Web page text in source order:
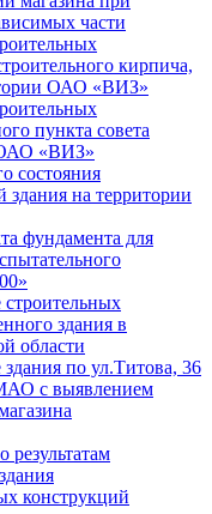
части
кирпича,
ОАО «ВИЗ»
пункта совета
ОАО «ВИЗ»
состояния
здания на территории
фундамента для
строительных
здания в
области
по ул.Титова, 36
с выявлением
результатам
конструкций